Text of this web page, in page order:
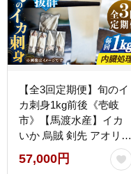
【全3回定期便】旬のイ
カ刺身1kg前後《壱岐
市》【馬渡水産】イカ
いか 烏賊 剣先 アオリ
あおり スルメ するめ 刺
身 刺し身 お刺身 海鮮
57,000円